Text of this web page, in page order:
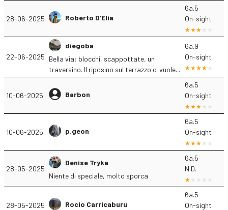
28-06-2025 Roberto D'Elia
6a.5
On-sight
22-06-2025
diegoba
Bella via: blocchi, scappottate, un
traversino. Il riposino sul terrazzo ci vuole...
6a.9
On-sight
10-06-2025 Barbon
6a.5
On-sight
10-06-2025 p.geon
6a.5
On-sight
28-05-2025
Denise Tryka
Niente di speciale, molto sporca
6a.5
N.D.
28-05-2025 Rocio Carricaburu
6a.5
On-sight